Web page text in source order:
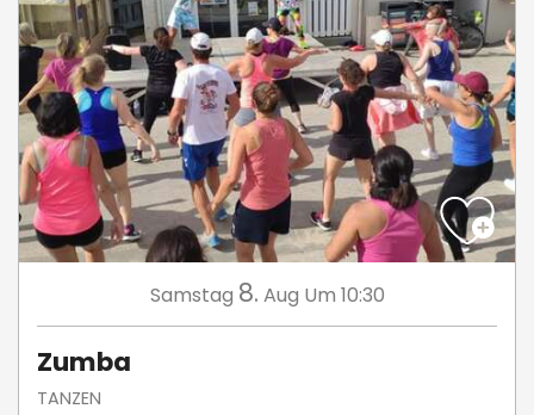
Samstag 8. Aug Um 10:30
Zumba
TANZEN